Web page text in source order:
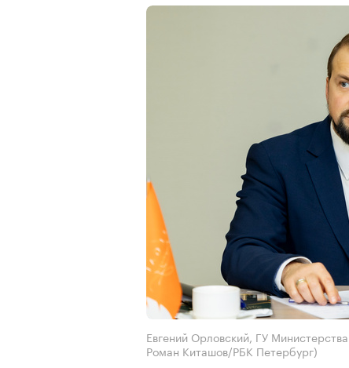
Евгений Орловский, ГУ
Роман Киташов/РБК Петербург)